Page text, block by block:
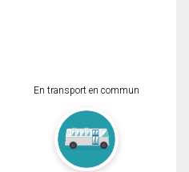
En transport en commun